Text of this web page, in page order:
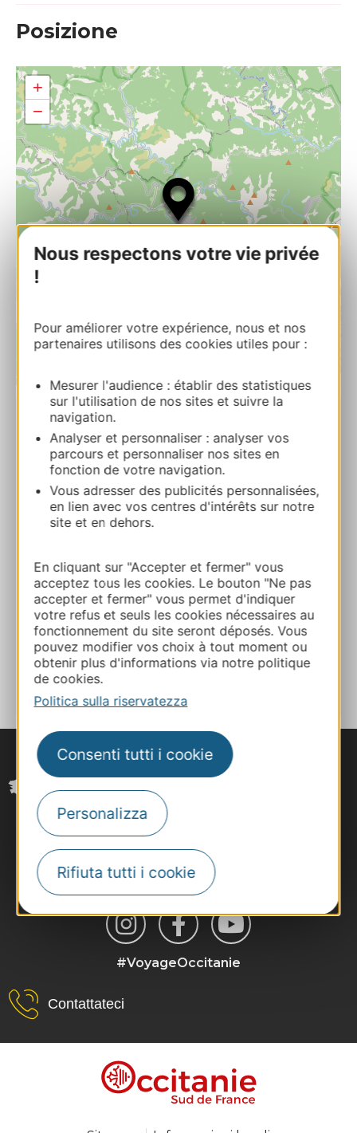
Nous respectons votre vie privée
!
Pour améliorer votre expérience, nous et nos
partenaires utilisons des cookies utiles pour :
Mesurer l'audience : établir des statistiques
sur l'utilisation de nos sites et suivre la
navigation.
Analyser et personnaliser : analyser vos
parcours et personnaliser nos sites en
fonction de votre navigation.
Vous adresser des publicités personnalisées,
en lien avec vos centres d'intérêts sur notre
site et en dehors.
En cliquant sur "Accepter et fermer" vous
acceptez tous les cookies. Le bouton "Ne pas
accepter et fermer" vous permet d'indiquer
votre refus et seuls les cookies nécessaires au
fonctionnement du site seront déposés. Vous
pouvez modifier vos choix à tout moment ou
obtenir plus d'informations via notre politique
de cookies.
Politica sulla riservatezza
Consenti tutti i cookie
Personalizza
Rifiuta tutti i cookie
Posizione
+
−
| Map data © OpenStreetMap contributors
Bar Restaurant de la Gare
Avenue de la Résistance 30270 SAINT-
JEAN-DU-GARD
Calcola il tuo percorso
04 66 85 38 18
E-mail
AGGIUNGI
AL TACCUINO
#VoyageOccitanie
Contattateci